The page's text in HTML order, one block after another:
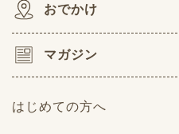
おでかけ
マガジン
はじめての方へ